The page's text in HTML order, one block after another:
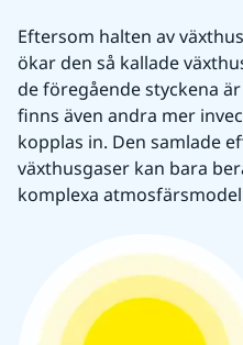
Eftersom halten av
ökar den så kallade
de föregående styckena
finns även andra mer
kopplas in. Den samlade
växthusgaser kan bara
komplexa